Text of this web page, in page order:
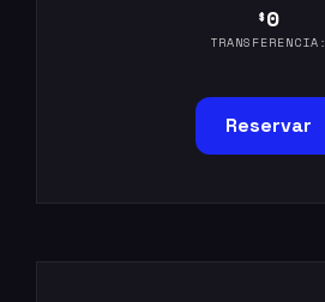
$0
TRANSFERENCIA:
Reservar